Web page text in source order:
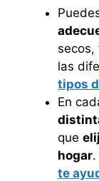
secos,
las
tipos
En
que
hogar
te